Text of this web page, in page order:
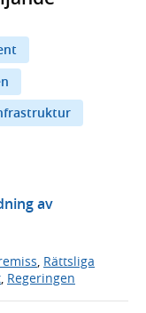
av
, Rättsliga
, Regeringen